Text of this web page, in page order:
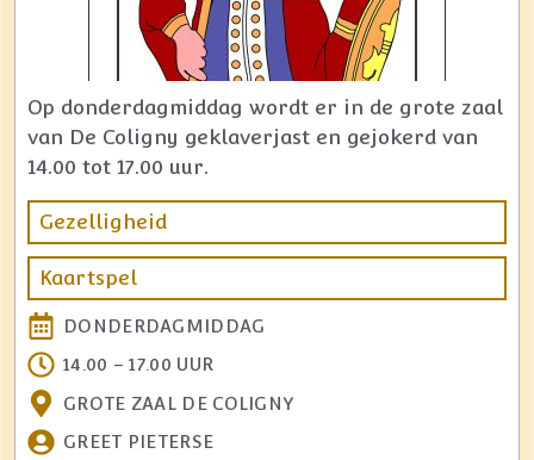
Op donderdagmiddag wordt er in de grote zaal
van De Coligny geklaverjast en gejokerd van
14.00 tot 17.00 uur.
Gezelligheid
Kaartspel
DONDERDAGMIDDAG
14.00 – 17.00 UUR
GROTE ZAAL DE COLIGNY
GREET PIETERSE